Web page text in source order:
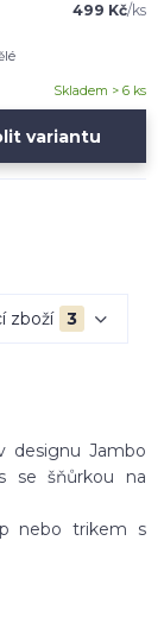
499 Kč/ks
Skladem > 6 ks
variantu
zboží 3
designu Jambo
se šňůrkou na
nebo trikem s